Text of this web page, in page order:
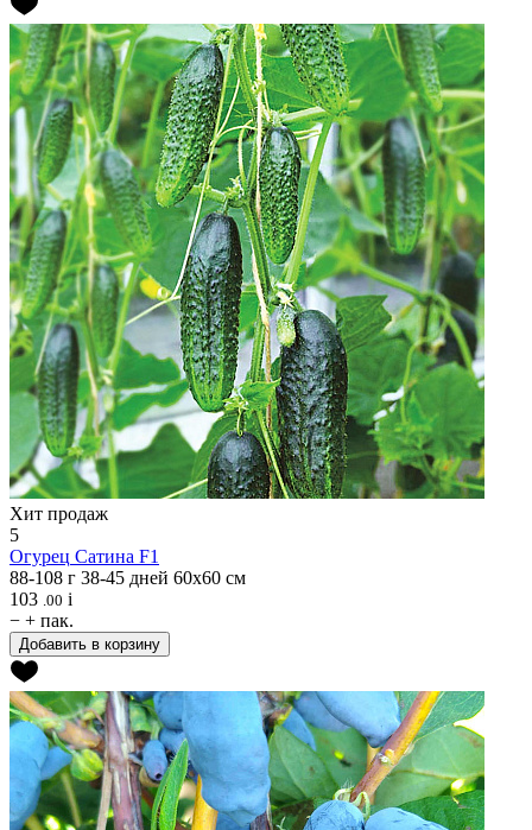
Хит продаж
5
Огурец Сатина F1
88-108 г 38-45 дней 60х60 см
103 .00 i
− + пак.
Добавить в корзину